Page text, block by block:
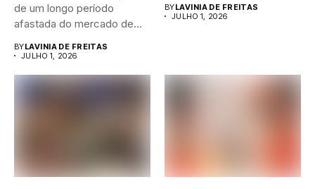
de um longo período
afastada do mercado de...
BYLAVINIA DE FREITAS
JULHO 1, 2026
BYLAVINIA DE FREITAS
JULHO 1, 2026